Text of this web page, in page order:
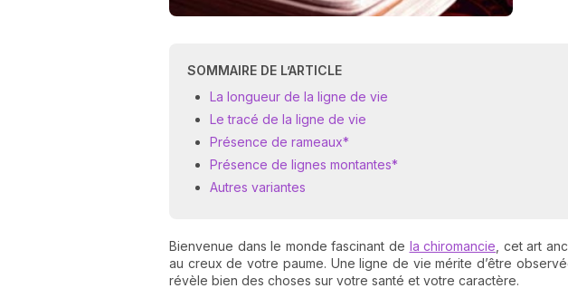
SOMMAIRE DE L’ARTICLE
La longueur de la ligne de vie
Le tracé de la ligne de vie
Présence de rameaux*
Présence de lignes montantes*
Autres variantes
Bienvenue dans le monde fascinant de la chiromancie , cet art
au creux de votre paume. Une ligne de vie mérite d’être
révèle bien des choses sur votre santé et votre caractère.